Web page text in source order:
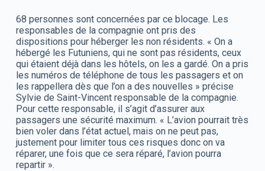
68 personnes sont concernées par ce blocage. Les
responsables de la compagnie ont pris des
dispositions pour héberger les non résidents. « On a
hébergé les Futuniens, qui ne sont pas résidents, ceux
qui étaient déjà dans les hôtels, on les a gardé. On a pris
les numéros de téléphone de tous les passagers et on
les rappellera dès que l’on a des nouvelles » précise
Sylvie de Saint-Vincent responsable de la compagnie.
Pour cette responsable, il s’agit d’assurer aux
passagers une sécurité maximum. « L’avion pourrait très
bien voler dans l’état actuel, mais on ne peut pas,
justement pour limiter tous ces risques donc on va
réparer, une fois que ce sera réparé, l’avion pourra
repartir ».